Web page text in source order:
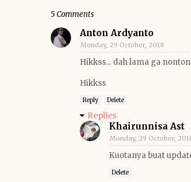
5 Comments
Anton Ardyanto
Monday, 29 October, 2018
Hikkss... dah lama ga
Hikkss
Reply Delete
Replies
Khairunnisa Ast
Monday, 29 October,
Kuotanya buat
Delete